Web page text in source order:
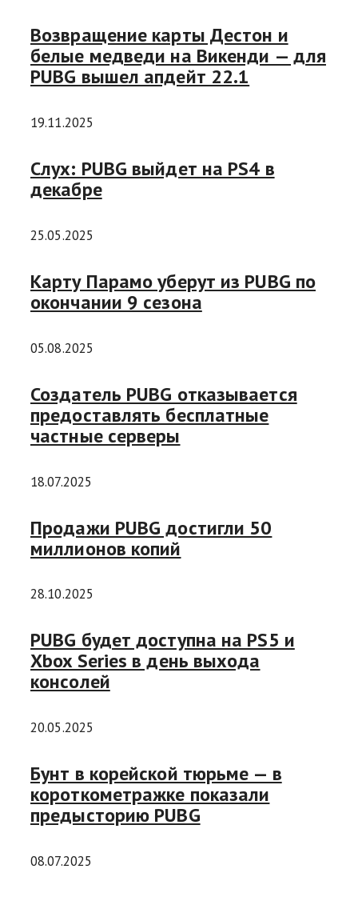
Возвращение карты Дестон и
белые медведи на Викенди — для
PUBG вышел апдейт 22.1
19.11.2025
Cлух: PUBG выйдет на PS4 в
декабре
25.05.2025
Карту Парамо уберут из PUBG по
окончании 9 сезона
05.08.2025
Создатель PUBG отказывается
предоставлять бесплатные
частные серверы
18.07.2025
Продажи PUBG достигли 50
миллионов копий
28.10.2025
PUBG будет доступна на PS5 и
Xbox Series в день выхода
консолей
20.05.2025
Бунт в корейской тюрьме — в
короткометражке показали
предысторию PUBG
08.07.2025